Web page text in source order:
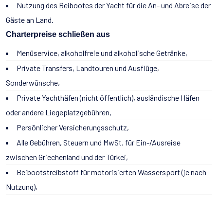
Nutzung des Beibootes der Yacht für die An- und Abreise der
Gäste an Land.
Charterpreise schließen aus
Menüservice, alkoholfreie und alkoholische Getränke,
Private Transfers, Landtouren und Ausflüge,
Sonderwünsche,
Private Yachthäfen (nicht öffentlich), ausländische Häfen
oder andere Liegeplatzgebühren,
Persönlicher Versicherungsschutz,
Alle Gebühren, Steuern und MwSt. für Ein-/Ausreise
zwischen Griechenland und der Türkei,
Beibootstreibstoff für motorisierten Wassersport (je nach
Nutzung),